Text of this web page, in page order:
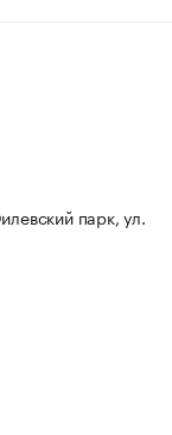
парк, ул.